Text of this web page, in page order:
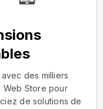
des milliers
Web Store pour
de solutions de